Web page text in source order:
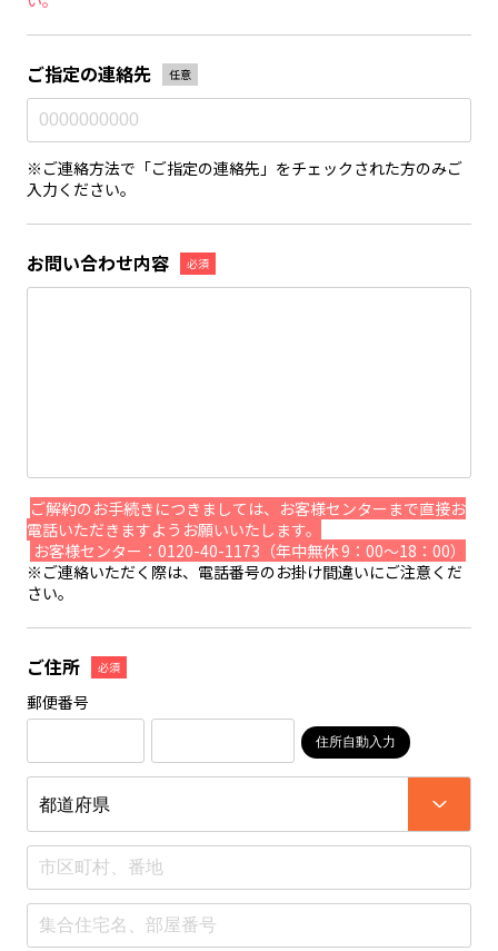
ご指定の連絡先 任意
※ご連絡方法で「ご指定の連絡先」をチェックされた方のみご
入力ください。
お問い合わせ内容 必須
ご解約のお手続きにつきましては、お客様センターまで直接お
電話いただきますようお願いいたします。
お客様センター：0120-40-1173（年中無休 9：00～18：00）
※ご連絡いただく際は、電話番号のお掛け間違いにご注意くだ
さい。
ご住所 必須
郵便番号
住所自動入力